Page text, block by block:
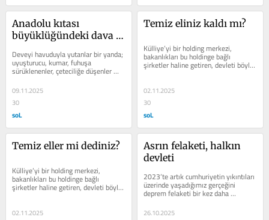
Anadolu kıtası
büyüklüğündeki dava
Deveyi havuduyla yutanlar bir yanda;
uyuşturucu, kumar, fuhuşa
sürüklenenler, çeteciliğe düşenler
diğer yanda. İşimiz zordu hem
şeytanı...
09.11.2025
30
soL
Temiz eliniz kaldı mı?
Külliye’yi bir holding merkezi,
bakanlıkları bu holdinge bağlı
şirketler haline getiren, devleti böyle
yöneten, özel okul patronlarından,...
02.11.2025
30
soL
Temiz eller mi dediniz?
Külliye’yi bir holding merkezi,
bakanlıkları bu holdinge bağlı
şirketler haline getiren, devleti böyle
yöneten, özel okul patronlarından,...
02.11.2025
Asrın felaketi, halkın
devleti
2023’te artık cumhuriyetin yıkıntıları
üzerinde yaşadığımız gerçeğini
deprem felaketi bir kez daha
suratımıza çok sert biçimde...
26.10.2025